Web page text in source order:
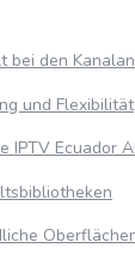
bei den
und Flexibilität
IPTV Ecuador